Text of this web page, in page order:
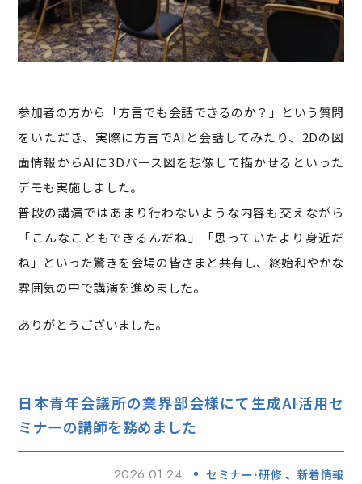
参加者の方から「方言でも会話できるのか？」という質問
をいただき、実際に方言でAIと会話してみたり、2Dの図
面情報からAIに3Dパース図を想像して描かせるといった
デモも実施しました。
普段の講演ではあまり行わないような内容も交えながら
「こんなこともできるんだね」「思っていたより身近だ
ね」といった驚きを会場の皆さまと共有し、終始和やかな
雰囲気の中で講演を進めました。
ありがとうございました。
日本青年会議所の業界部会様にて生成AI活用セ
ミナーの講師を務めました
2026.01.24 セミナー･研修 新着情報